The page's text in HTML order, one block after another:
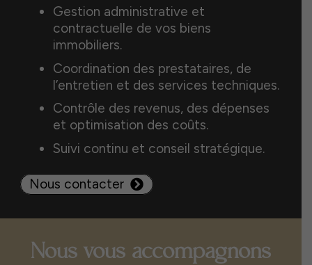
Gestion administrative et
contractuelle de vos biens
immobiliers.
Coordination des prestataires, de
l’entretien et des services techniques.
Contrôle des revenus, des dépenses
et optimisation des coûts.
Suivi continu et conseil stratégique.
Nous contacter
Nous vous accompagnons